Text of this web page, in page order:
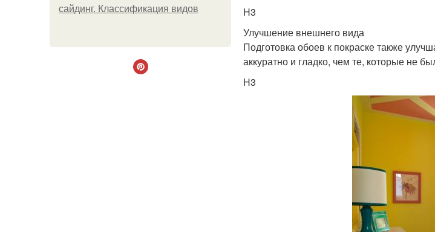
сайдинг. Классификация видов
H3
Улучшение внешнего вида
Подготовка обоев к покраске также
аккуратно и гладко, чем те, которые не
H3